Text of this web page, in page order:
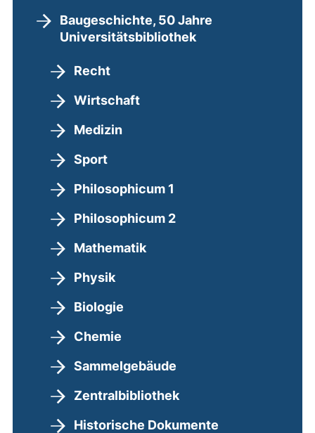
Baugeschichte, 50 Jahre
Universitätsbibliothek
Recht
Wirtschaft
Medizin
Sport
Philosophicum 1
Philosophicum 2
Mathematik
Physik
Biologie
Chemie
Sammelgebäude
Zentralbibliothek
Historische Dokumente